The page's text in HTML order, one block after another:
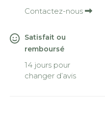
Contactez-nous
Satisfait ou
remboursé
14 jours pour
changer d’avis